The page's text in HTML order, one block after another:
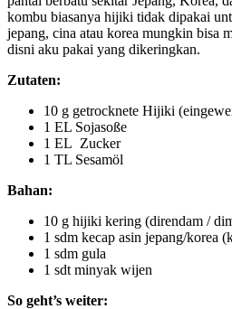
kombu biasanya hijiki tidak dipakai
jepang, cina atau korea mungkin bisa
disni aku pakai yang dikeringkan.
Zutaten:
10 g getrocknete Hijiki
1 EL Sojasoße
1 EL Zucker
1 TL Sesamöl
Bahan:
10 g hijiki kering (direndam /
1 sdm kecap asin jepang/korea
1 sdm gula
1 sdt minyak wijen
So geht’s weiter: